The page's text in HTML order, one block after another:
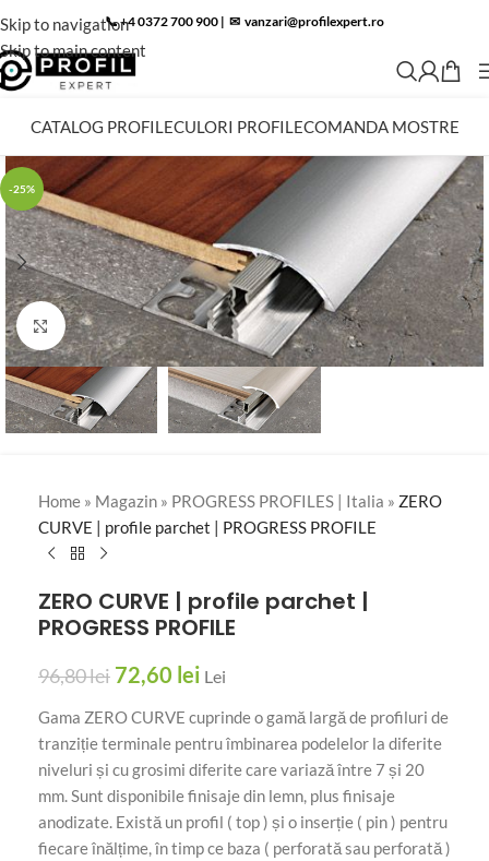
Skip to navigation
Skip to main content
📞 +4 0372 700 900 | ✉︎ vanzari@profilexpert.ro
CATALOG PROFILECULORI PROFILECOMANDA MOSTRE
-25%
Click to enlarge
Home » Magazin » PROGRESS PROFILES | Italia » ZERO
CURVE | profile parchet | PROGRESS PROFILE
ZERO CURVE | profile parchet |
PROGRESS PROFILE
96,80lei 72,60 lei Lei
Gama ZERO CURVE cuprinde o gamă largă de profiluri de
tranziție terminale pentru îmbinarea podelelor la diferite
niveluri și cu grosimi diferite care variază între 7 și 20
mm. Sunt disponibile finisaje din lemn, plus finisaje
anodizate. Există un profil ( top ) și o inserție ( pin ) pentru
fiecare înălțime, în timp ce baza ( perforată sau perforată )